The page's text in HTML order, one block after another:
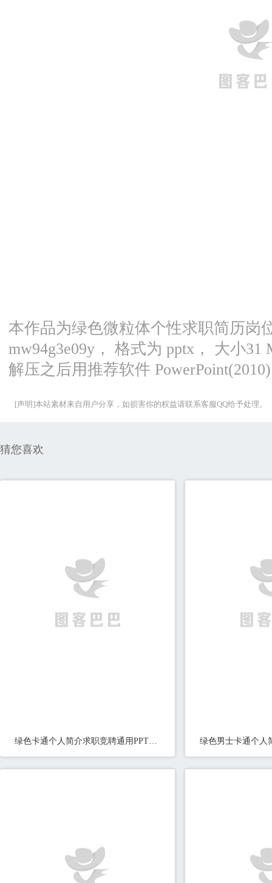
本作品为绿色微粒体个性求职简历岗
mw94g3e09y， 格式为 pptx， 大小
解压之后用推荐软件
[声明]本站素材来自用户分享，如损害你的权益请联系客服QQ给予处理。
猜您喜欢
绿色卡通个人简介求职竞聘通用PPT模板